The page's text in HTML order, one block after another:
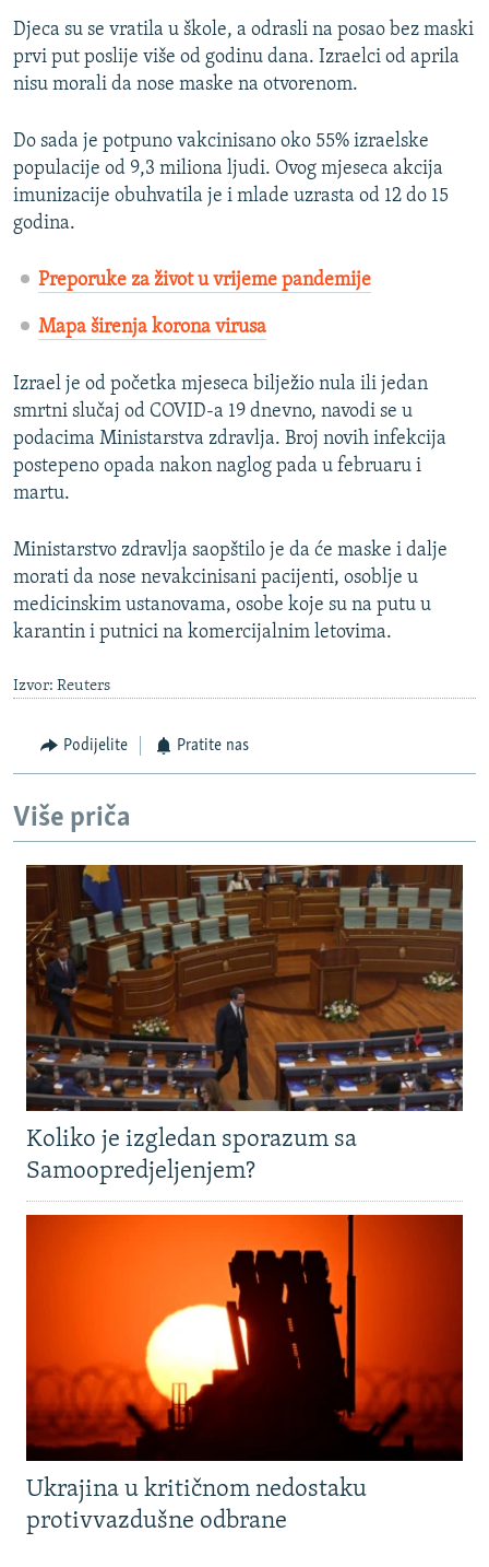
SVE KARTE DEJTONA
NASTANAK I RASPAD JUGOSLAVIJE
Djeca su se vratila u škole, a odrasli na posao bez maski
prvi put poslije više od godinu dana. Izraelci od aprila
nisu morali da nose maske na otvorenom.
Do sada je potpuno vakcinisano oko 55% izraelske
populacije od 9,3 miliona ljudi. Ovog mjeseca akcija
imunizacije obuhvatila je i mlade uzrasta od 12 do 15
godina.
Preporuke za život u vrijeme pandemije
Mapa širenja korona virusa
Izrael je od početka mjeseca bilježio nula ili jedan
smrtni slučaj od COVID-a 19 dnevno, navodi se u
podacima Ministarstva zdravlja. Broj novih infekcija
postepeno opada nakon naglog pada u februaru i
martu.
Ministarstvo zdravlja saopštilo je da će maske i dalje
morati da nose nevakcinisani pacijenti, osoblje u
medicinskim ustanovama, osobe koje su na putu u
karantin i putnici na komercijalnim letovima.
Izvor: Reuters
Podijelite Pratite nas
Više priča
Koliko je izgledan sporazum sa
Samoopredjeljenjem?
Ukrajina u kritičnom nedostaku
protivvazdušne odbrane